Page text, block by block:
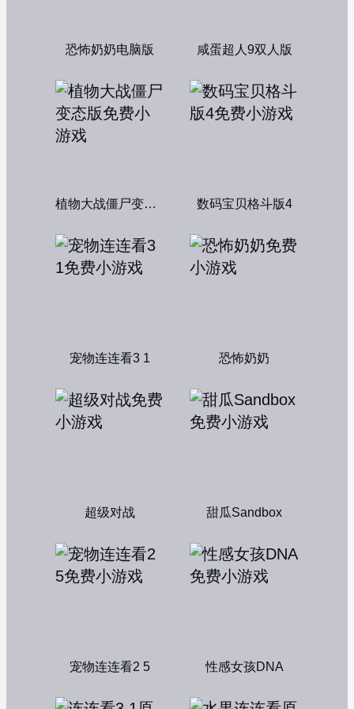
恐怖奶奶电脑版 咸蛋超人9双人版
植物大战僵尸变态版 数码宝贝格斗版4
宠物连连看3 1 恐怖奶奶
超级对战 甜瓜Sandbox
宠物连连看2 5 性感女孩DNA